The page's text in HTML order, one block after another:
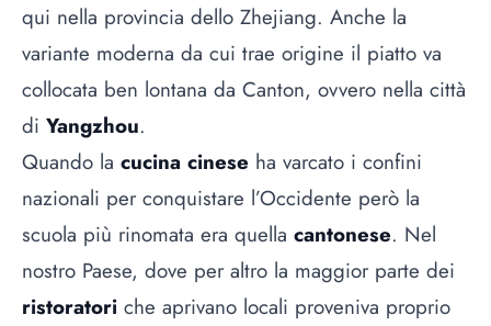
qui nella provincia dello Zhejiang. Anche la
variante moderna da cui trae origine il piatto va
collocata ben lontana da Canton, ovvero nella città
di Yangzhou.
Quando la cucina cinese ha varcato i confini
nazionali per conquistare l’Occidente però la
scuola più rinomata era quella cantonese. Nel
nostro Paese, dove per altro la maggior parte dei
ristoratori che aprivano locali proveniva proprio